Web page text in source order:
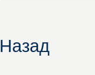
Назад